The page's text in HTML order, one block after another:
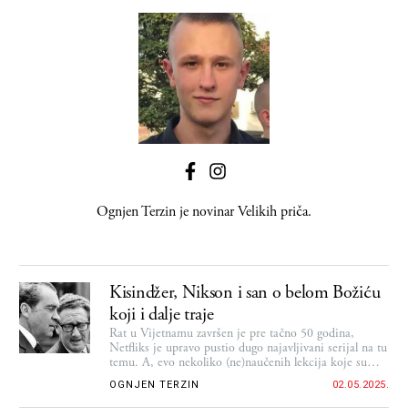
Ognjen Terzin je novinar Velikih priča.
Kisindžer, Nikson i san o belom Božiću
koji i dalje traje
Rat u Vijetnamu završen je pre tačno 50 godina,
Netfliks je upravo pustio dugo najavljivani serijal na tu
temu. A, evo nekoliko (ne)naučenih lekcija koje su
aktuelne i danas
OGNJEN TERZIN 02.05.2025.